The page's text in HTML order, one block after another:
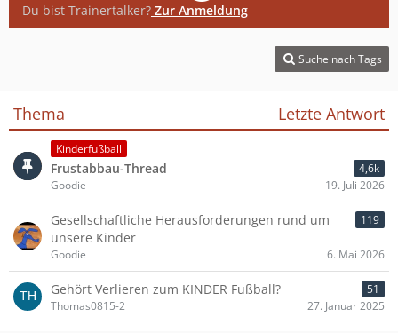
Du bist Trainertalker? Zur Anmeldung
Suche nach Tags
Thema Letzte Antwort
Kinderfußball
Frustabbau-Thread
4,6k
Goodie
19. Juli 2026
Gesellschaftliche Herausforderungen rund um
unsere Kinder
119
Goodie 6. Mai 2026
Gehört Verlieren zum KINDER Fußball?
51
Thomas0815-2
27. Januar 2025